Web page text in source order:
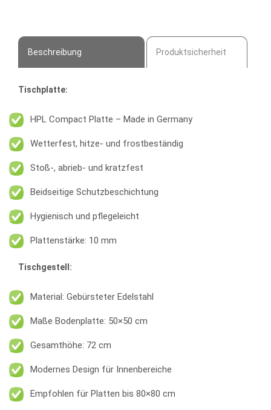
Made
Menge
Beschreibung Produktsicherheit
Tischplatte:
HPL Compact Platte – Made in Germany
Wetterfest, hitze- und frostbeständig
Stoß-, abrieb- und kratzfest
Beidseitige Schutzbeschichtung
Hygienisch und pflegeleicht
Plattenstärke: 10 mm
Tischgestell:
Material: Gebürsteter Edelstahl
Maße Bodenplatte: 50×50 cm
Gesamthöhe: 72 cm
Modernes Design für Innenbereiche
Empfohlen für Platten bis 80×80 cm